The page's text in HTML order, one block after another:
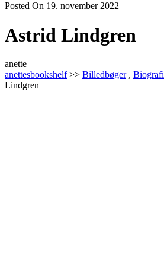
Posted On 19. november 2022
Astrid Lindgren
anette
anettesbookshelf>> Billedbøger, Biografi
Lindgren